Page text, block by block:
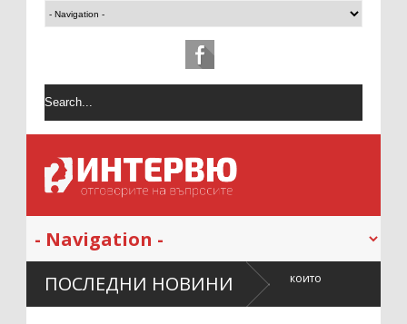
ПОСЛЕДНИ НОВИНИ
промени в ежедневието, които
съня
Как